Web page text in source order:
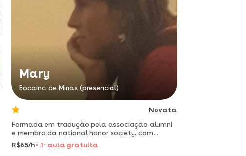
Mary
Bocaina de Minas (presencial)
Novata
Formada em tradução pela associação alumni
e membro da national honor society. com
extensa experiência em tradução escrita e
simultânea. também ofereço aulas de inglês
R$65/h 1 aaula gratuita